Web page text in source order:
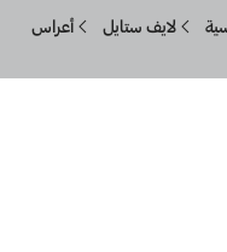
لايف ستايل أعراس